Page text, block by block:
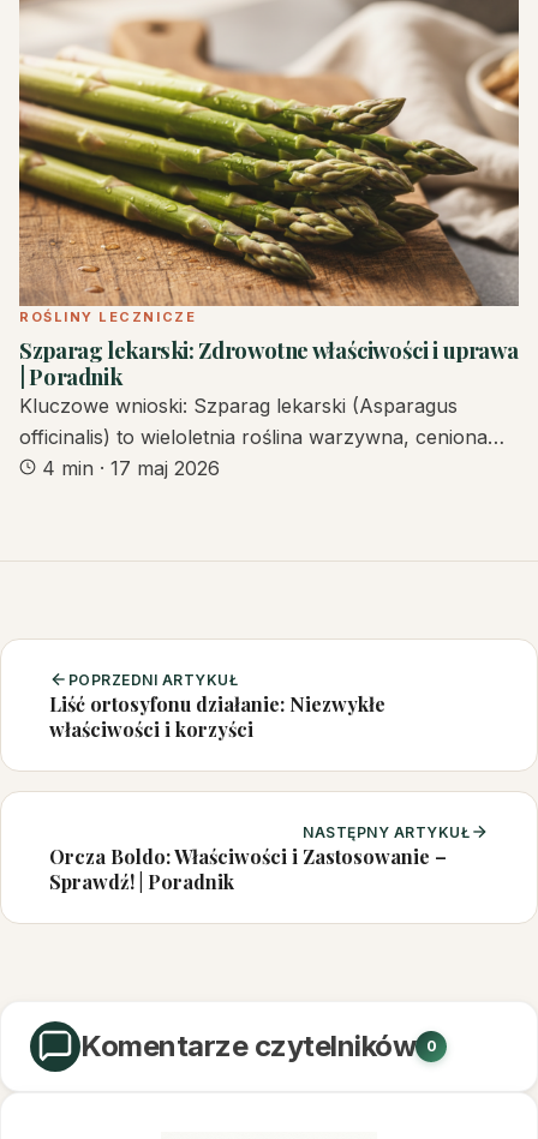
ROŚLINY LECZNICZE
Szparag lekarski: Zdrowotne właściwości i uprawa
| Poradnik
Kluczowe wnioski: Szparag lekarski (Asparagus
officinalis) to wieloletnia roślina warzywna, ceniona…
4 min · 17 maj 2026
POPRZEDNI ARTYKUŁ
Liść ortosyfonu działanie: Niezwykłe
właściwości i korzyści
NASTĘPNY ARTYKUŁ
Orcza Boldo: Właściwości i Zastosowanie –
Sprawdź! | Poradnik
Komentarze czytelników 0